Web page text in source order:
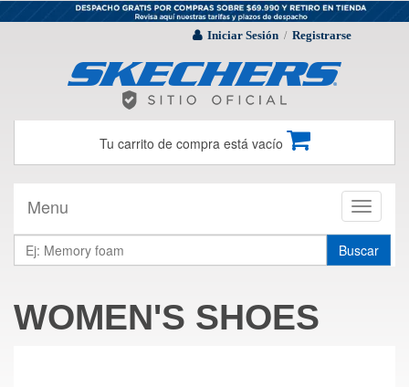
Iniciar Sesión / Registrarse
Tu carrito de compra está vacío
Toggle
Menu
Buscar
WOMEN'S SHOES